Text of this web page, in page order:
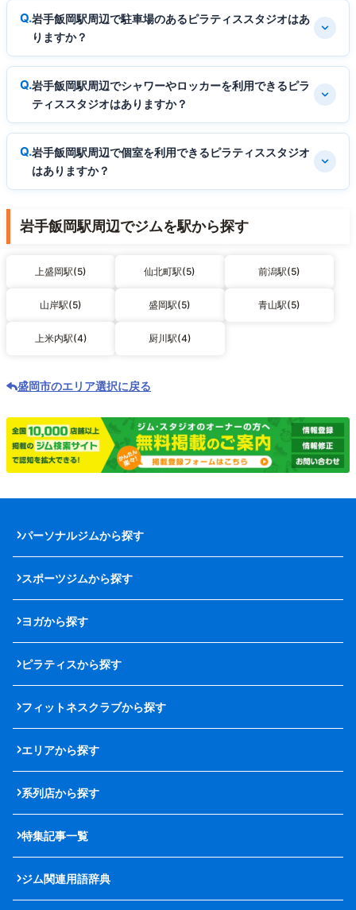
岩手飯岡駅周辺で駐車場のあるピラティススタジオはあ
りますか？
岩手飯岡駅周辺でシャワーやロッカーを利用できるピラ
ティススタジオはありますか？
岩手飯岡駅周辺で個室を利用できるピラティススタジオ
はありますか？
岩手飯岡駅周辺でジムを駅から探す
上盛岡駅(5) 仙北町駅(5) 前潟駅(5)
山岸駅(5) 盛岡駅(5) 青山駅(5)
上米内駅(4) 厨川駅(4)
盛岡市のエリア選択に戻る
パーソナルジムから探す
スポーツジムから探す
ヨガから探す
ピラティスから探す
フィットネスクラブから探す
エリアから探す
系列店から探す
特集記事一覧
ジム関連用語辞典